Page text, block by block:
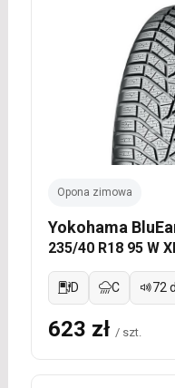
Opona zimowa
Yokohama
235/40 R18 95 W
D C 72
623 zł / szt.